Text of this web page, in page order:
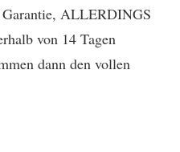
ALLERDINGS
von 14 Tagen
dann den vollen